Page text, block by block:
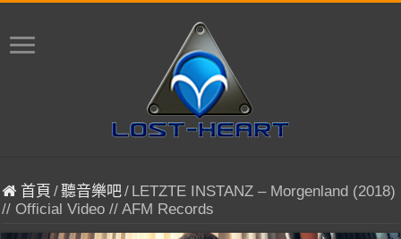
首頁 /聽音樂吧/ LETZTE INSTANZ – Morgenland (2018)
// Official Video // AFM Records